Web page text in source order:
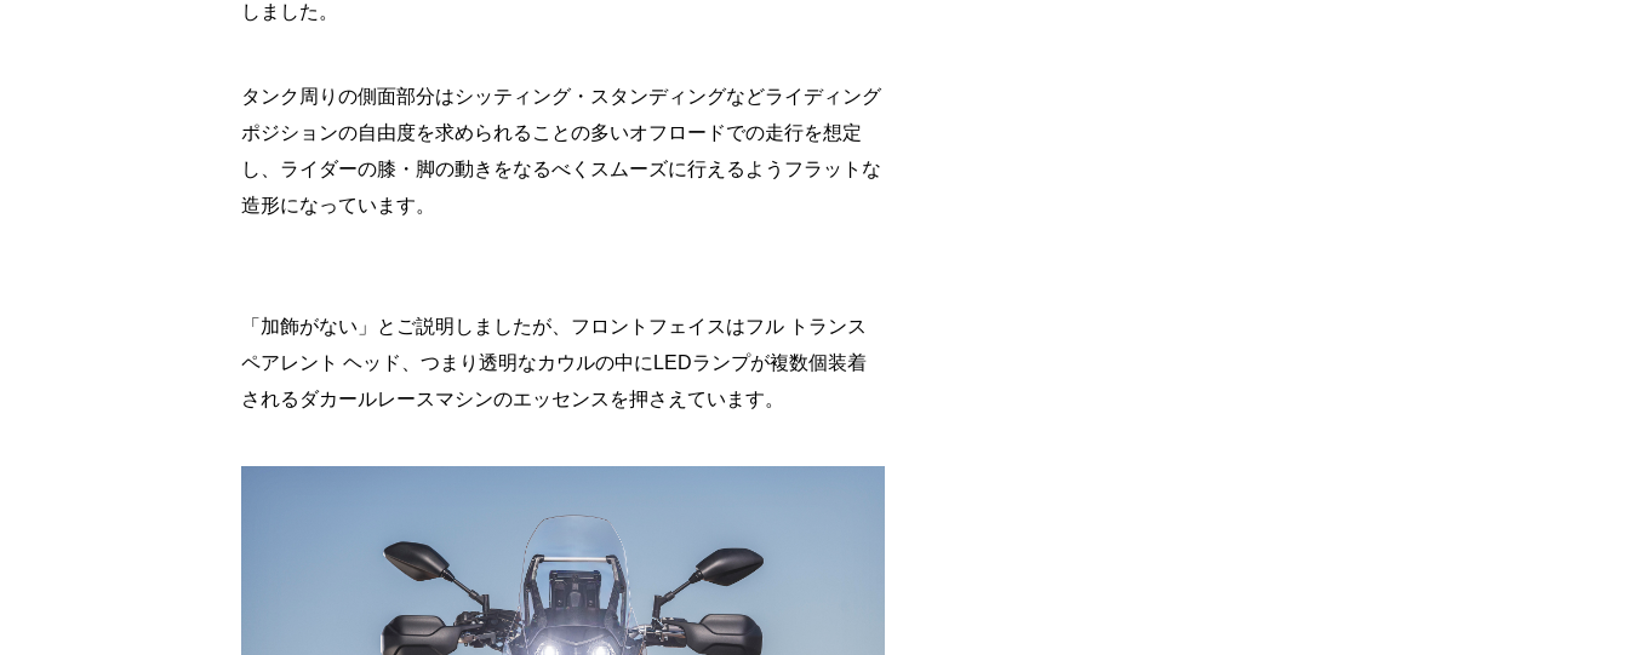
しました。
タンク周りの側面部分はシッティング・スタンディングなどライディング
ポジションの自由度を求められることの多いオフロードでの走行を想定
し、ライダーの膝・脚の動きをなるべくスムーズに行えるようフラットな
造形になっています。
「加飾がない」とご説明しましたが、フロントフェイスはフル トランス
ペアレント ヘッド、つまり透明なカウルの中にLEDランプが複数個装着
されるダカールレースマシンのエッセンスを押さえています。